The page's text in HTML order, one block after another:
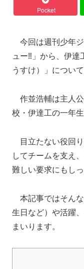
Pocket
今回は週刊少年
ュー‼」から、伊達
うすけ）」につい
作並浩輔は主人
校・伊達工の一年生
目立たない役回
してチームを支え
難しい要求にもし
本記事ではそん
生日など）や活躍
まいります。